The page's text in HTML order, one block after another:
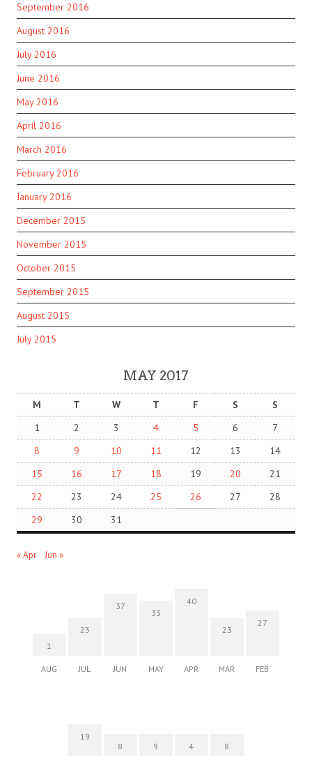
September 2016
August 2016
July 2016
June 2016
May 2016
April 2016
March 2016
February 2016
January 2016
December 2015
November 2015
October 2015
September 2015
August 2015
July 2015
MAY 2017
M T W T F S
S
1
2 3 4 5 6
7
8
9 10 11 12 13
14
15
16 17 18 19 20
21
22
23 24 25 26 27
28
29
30 31
« Apr Jun »
1
AUG
23
JUL
37
JUN
33
MAY
40
APR
23
MAR
27
FEB
19
8 9 4 8